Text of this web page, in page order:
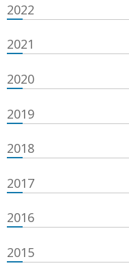
2022
2021
2020
2019
2018
2017
2016
2015